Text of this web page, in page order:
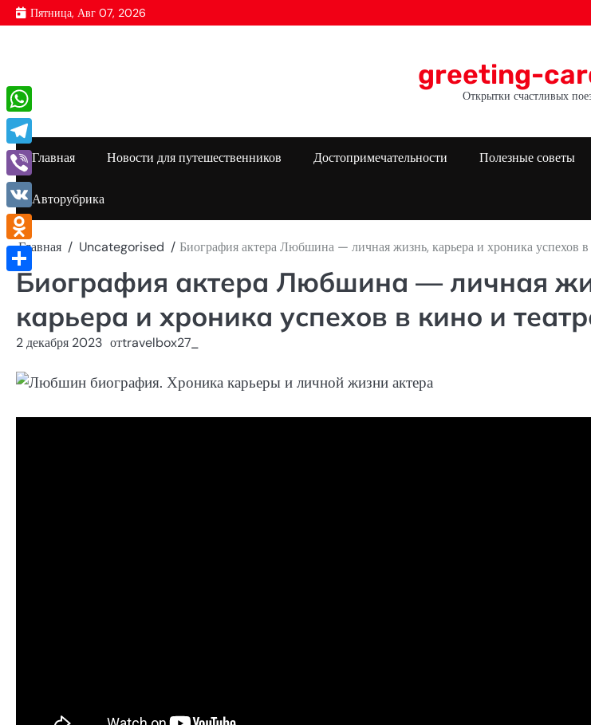
Перейти
к
Пятница, Авг 07, 2026
greeting-
Открытки счастливых
Главная Новости для путешественников Достопримечательности Полезные советы
Авторубрика
Главная Uncategorised Биография актера Любшина — личная жизнь, карьера и хроника успехов в
Биография актера Любшина — личная
карьера и хроника успехов в кино и
2 декабря 2023 отtravelbox27_
WhatsApp
Telegram
Viber
VK
Odnoklassniki
Отправить